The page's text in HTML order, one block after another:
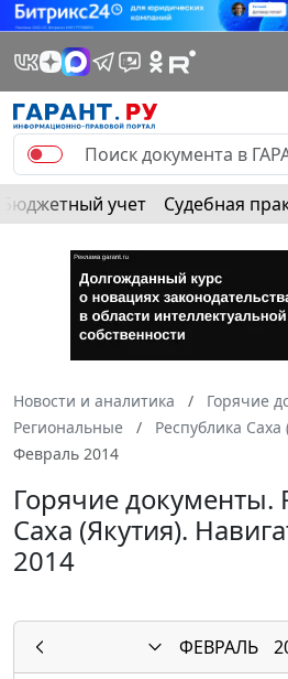
Бюджетный учет Судебная
Новости и аналитика
Горячие
Региональные
Республика Саха
Февраль 2014
Горячие документы.
Саха (Якутия).
2014
ФЕВРАЛЬ